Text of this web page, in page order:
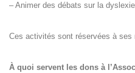
– Animer des débats sur la
Ces activités sont réservées à ses
À quoi servent les dons à